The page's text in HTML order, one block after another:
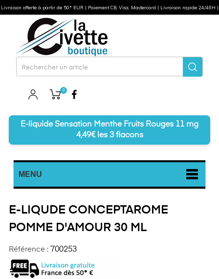
0
E-liquide Sensation Menthe Fruits Rouges 11 mg
4,49€ les 3 flacons
MENU
E-LIQUDE CONCEPTAROME
POMME D'AMOUR 30 ML
Référence : 700253
Livraison offerte à partir de 50* EUR | Paiement CB, Visa, Mastercard | Livraison rapide 24/48H |